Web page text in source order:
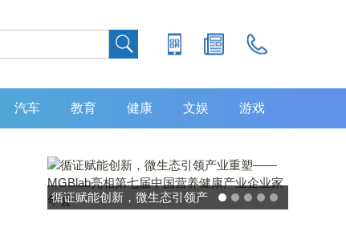
汽车 教育 健康 文娱 游戏
循证赋能创新，微生态引领产